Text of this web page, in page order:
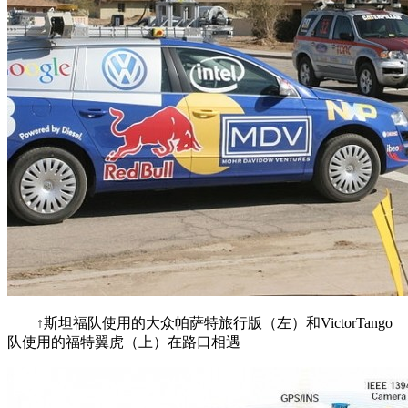
↑斯坦福队使用的大众帕萨特旅行版（左）和VictorTango
队使用的福特翼虎（上）在路口相遇